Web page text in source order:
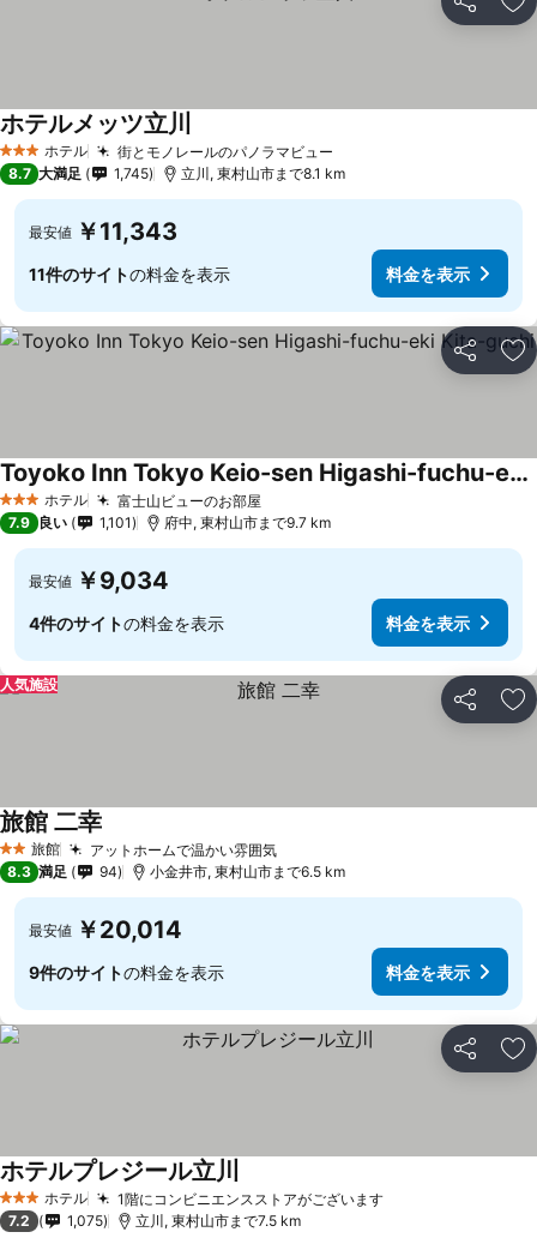
シェア お
3 ホテルのランク
ホテル 街とモノレールのパノラマビュー
ホテルメッツ立川
8.7 大満足 1,745 立川, 東村山市まで8.1 km
最安値 ￥11,343
11件のサイトの料金を表示 料金を表示
シェア お
3 ホテルのランク
ホテル 富士山ビューのお部屋
Toyoko Inn Tokyo Keio-sen Higashi-fuchu-eki Kita-guchi
7.9 良い 1,101 府中, 東村山市まで9.7 km
最安値 ￥9,034
4件のサイトの料金を表示 料金を表示
シェア お
人気施設
2 ホテルのランク
旅館 アットホームで温かい雰囲気
旅館 二幸
8.3 満足 94 小金井市, 東村山市まで6.5 km
最安値 ￥20,014
9件のサイトの料金を表示 料金を表示
シェア お
3 ホテルのランク
ホテル 1階にコンビニエンスストアがございます
ホテルプレジール立川
7.2 1,075 立川, 東村山市まで7.5 km